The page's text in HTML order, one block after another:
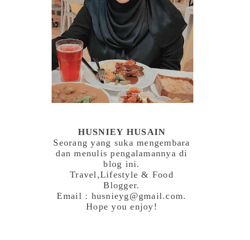
HUSNIEY HUSAIN
Seorang yang suka mengembara
dan menulis pengalamannya di
blog ini.
Travel,Lifestyle & Food
Blogger.
Email : husnieyg@gmail.com.
Hope you enjoy!